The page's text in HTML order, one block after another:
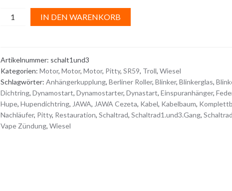
GETRIEBE
und
3.
Gang
Menge
IN DEN WARENKORB
n
t
i
Artikelnummer: schalt1und3
Kategorien: Motor, Motor, Motor, Pitty, SR59, Troll, Wiesel
Schlagwörter: Anhängerkupplung, Berliner Roller, Blinker, Blinkerglas,
Dichtring, Dynamostart, Dynamostarter, Dynastart, Einspuranhänger,
Hupe, Hupendichtring, JAWA, JAWA Cezeta, Kabel, Kabelbaum,
Nachläufer, Pitty, Restauration, Schaltrad, Schaltrad1.und3.Gang,
Vape Zündung, Wiesel